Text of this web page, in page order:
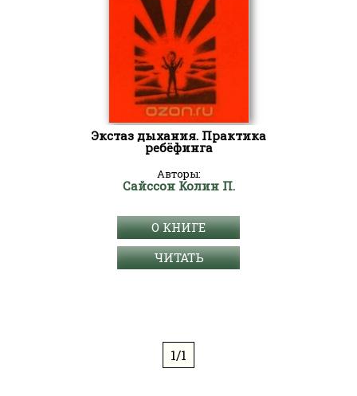
Экстаз дыхания. Практика
ребёфинга
Авторы:
Сайссон Колин П.
О КНИГЕ
ЧИТАТЬ
1/1